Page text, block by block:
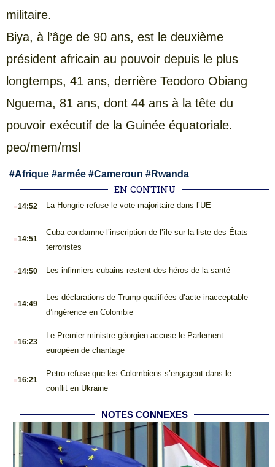
militaire.
Biya, à l’âge de 90 ans, est le deuxième
président africain au pouvoir depuis le plus
longtemps, 41 ans, derrière Teodoro Obiang
Nguema, 81 ans, dont 44 ans à la tête du
pouvoir exécutif de la Guinée équatoriale.
peo/mem/msl
#Afrique #armée #Cameroun #Rwanda
EN CONTINU
.14:52 La Hongrie refuse le vote majoritaire dans l’UE
.14:51
Cuba condamne l’inscription de l’île sur la liste des États
terroristes
.14:50 Les infirmiers cubains restent des héros de la santé
.14:49
Les déclarations de Trump qualifiées d’acte inacceptable
d’ingérence en Colombie
.16:23
Le Premier ministre géorgien accuse le Parlement
européen de chantage
.16:21
Petro refuse que les Colombiens s’engagent dans le
conflit en Ukraine
NOTES CONNEXES